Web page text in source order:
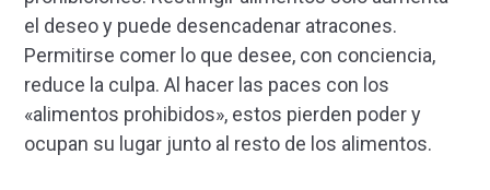
el deseo y puede desencadenar atracones.
Permitirse comer lo que desee, con conciencia,
reduce la culpa. Al hacer las paces con los
«alimentos prohibidos», estos pierden poder y
ocupan su lugar junto al resto de los alimentos.